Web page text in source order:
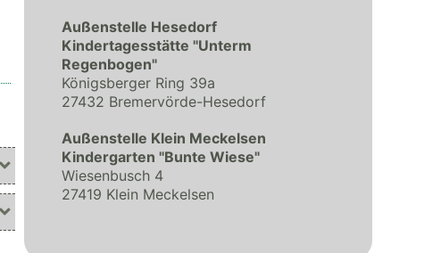
Außenstelle Hesedorf
Kindertagesstätte "Unterm
Regenbogen"
Königsberger Ring 39a
27432 Bremervörde-Hesedorf
Außenstelle Klein Meckelsen
Kindergarten "Bunte Wiese"
Wiesenbusch 4
27419 Klein Meckelsen